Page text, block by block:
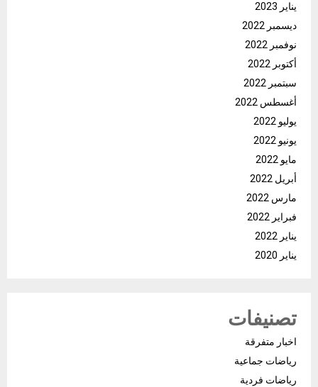
يناير 2023
ديسمبر 2022
نوفمبر 2022
أكتوبر 2022
سبتمبر 2022
أغسطس 2022
يوليو 2022
يونيو 2022
مايو 2022
أبريل 2022
مارس 2022
فبراير 2022
يناير 2022
يناير 2020
تصنيفات
اخبار متفرقة
رياضات جماعية
رياضات فردية